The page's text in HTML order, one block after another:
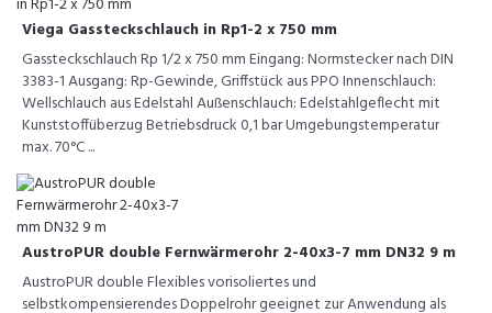
Viega Gassteckschlauch in Rp1-2 x 750 mm
Gassteckschlauch Rp 1/2 x 750 mm Eingang: Normstecker nach DIN
3383-1 Ausgang: Rp-Gewinde, Griffstück aus PPO Innenschlauch:
Wellschlauch aus Edelstahl Außenschlauch: Edelstahlgeflecht mit
Kunststoffüberzug Betriebsdruck 0,1 bar Umgebungstemperatur
max. 70°C ...
AustroPUR double Fernwärmerohr 2-40x3-7 mm DN32 9 m
AustroPUR double Flexibles vorisoliertes und
selbstkompensierendes Doppelrohr geeignet zur Anwendung als